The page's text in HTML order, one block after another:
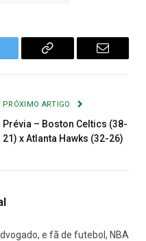
Copiar
E-
PRÓXIMO ARTIGO
Prévia – Boston Celtics (38-
21) x Atlanta Hawks (32-26)
e fã de futebol, NBA